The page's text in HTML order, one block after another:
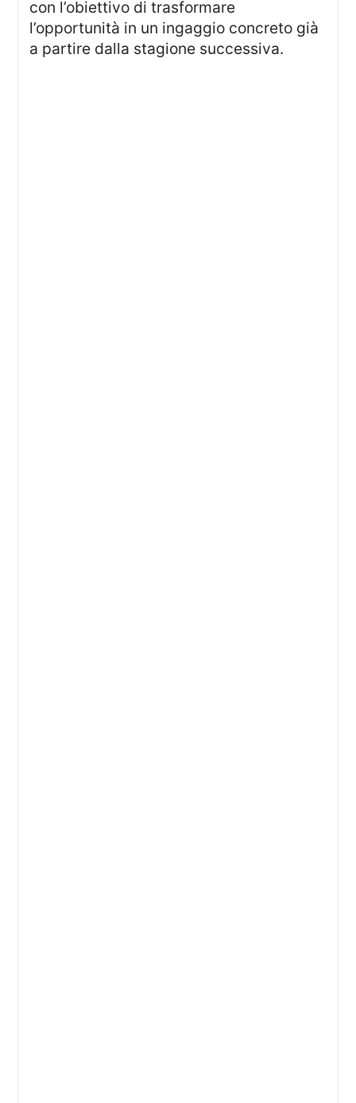
con l’obiettivo di trasformare
l’opportunità in un ingaggio concreto già
a partire dalla stagione successiva.